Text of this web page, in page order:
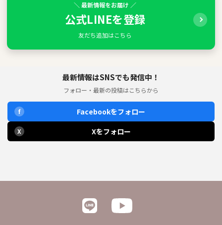
＼ 最新情報をお届け ／
公式LINEを登録
友だち追加はこちら
最新情報はSNSでも発信中！
フォロー・最新の投稿はこちらから
f Facebookをフォロー
X Xをフォロー